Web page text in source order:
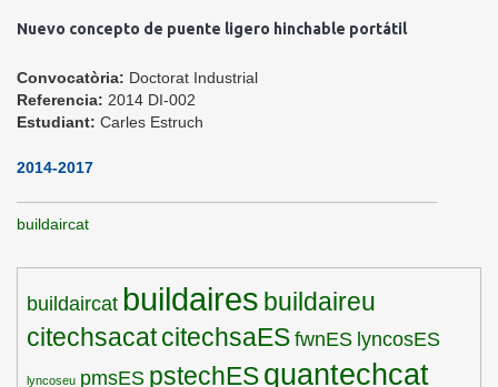
Nuevo concepto de puente ligero hinchable portátil
Convocatòria: Doctorat Industrial
Referencia: 2014 DI-002
Estudiant: Carles Estruch
2014-2017
buildaircat
buildaircat buildaires buildaireu
citechsacatcitechsaES fwnES lyncosES
lyncoseu pmsES pstechESquantechcat